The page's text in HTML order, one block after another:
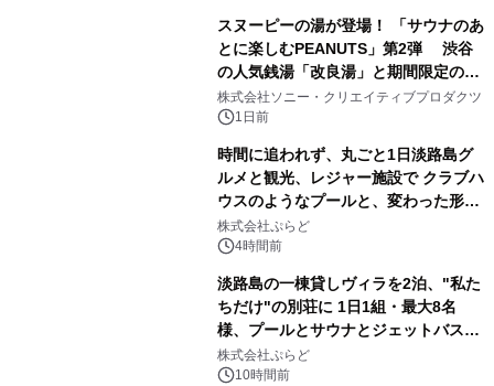
スヌーピーの湯が登場！ 「サウナのあ
とに楽しむPEANUTS」第2弾 渋谷
の人気銭湯「改良湯」と期間限定のコ
ラボレーション サウナイキタイコラ
ボグッズも発売決定！
株式会社ソニー・クリエイティブプロダクツ
1日前
時間に追われず、丸ごと1日淡路島グ
ルメと観光、レジャー施設で クラブハ
ウスのようなプールと、変わった形の
サウナも 「THE BOXY AWAJI」のお
得な素泊まり連泊プランで
株式会社ぷらど
4時間前
淡路島の一棟貸しヴィラを2泊、"私た
ちだけ"の別荘に 1日1組・最大8名
様、プールとサウナとジェットバス付
きで Villa Mon Temps AWAJIの連泊
素泊りプラン
株式会社ぷらど
10時間前